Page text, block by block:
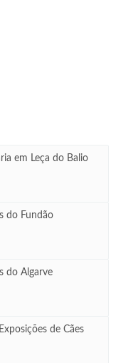
em Leça do Balio
do Fundão
do Algarve
de Cães